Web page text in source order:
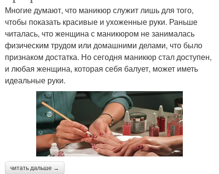
Многие думают, что маникюр служит лишь для того,
чтобы показать красивые и ухоженные руки. Раньше
читалась, что женщина с маникюром не занималась
физическим трудом или домашними делами, что было
признаком достатка. Но сегодня маникюр стал доступен,
и любая женщина, которая себя балует, может иметь
идеальные руки.
читать дальше →